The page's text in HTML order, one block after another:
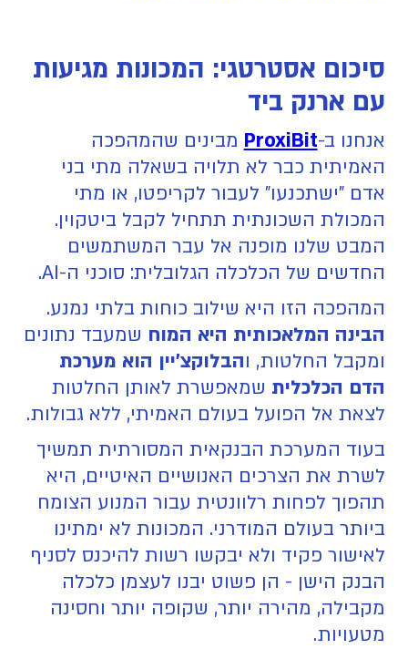
סיכום אסטרטגי: המכונות מגיעות
עם ארנק ביד
אנחנו ב-ProxiBit מבינים שהמהפכה
האמיתית כבר לא תלויה בשאלה מתי בני
אדם "ישתכנעו" לעבור לקריפטו, או מתי
המכולת השכונתית תתחיל לקבל ביטקוין.
המבט שלנו מופנה אל עבר המשתמשים
החדשים של הכלכלה הגלובלית: סוכני ה-AI.
המהפכה הזו היא שילוב כוחות בלתי נמנע.
הבינה המלאכותית היא המוח שמעבד נתונים
ומקבל החלטות, והבלוקצ'יין הוא מערכת
הדם הכלכלית שמאפשרת לאותן החלטות
לצאת אל הפועל בעולם האמיתי, ללא גבולות.
בעוד המערכת הבנקאית המסורתית תמשיך
לשרת את הצרכים האנושיים האיטיים, היא
תהפוך לפחות רלוונטית עבור המנוע הצומח
ביותר בעולם המודרני. המכונות לא ימתינו
לאישור פקיד ולא יבקשו רשות להיכנס לסניף
הבנק הישן - הן פשוט יבנו לעצמן כלכלה
מקבילה, מהירה יותר, שקופה יותר וחסינה
מטעויות.